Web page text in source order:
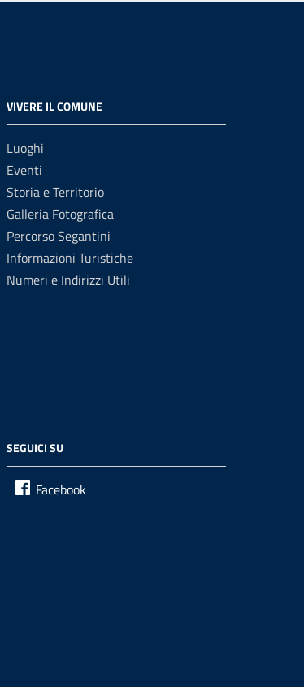
VIVERE IL COMUNE
Luoghi
Eventi
Storia e Territorio
Galleria Fotografica
Percorso Segantini
Informazioni Turistiche
Numeri e Indirizzi Utili
SEGUICI SU
Facebook